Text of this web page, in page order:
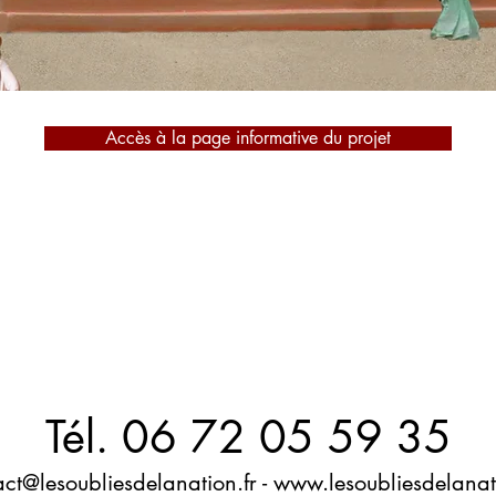
Accès à la page informative du projet
Tél. 06 72 05 59 35
-